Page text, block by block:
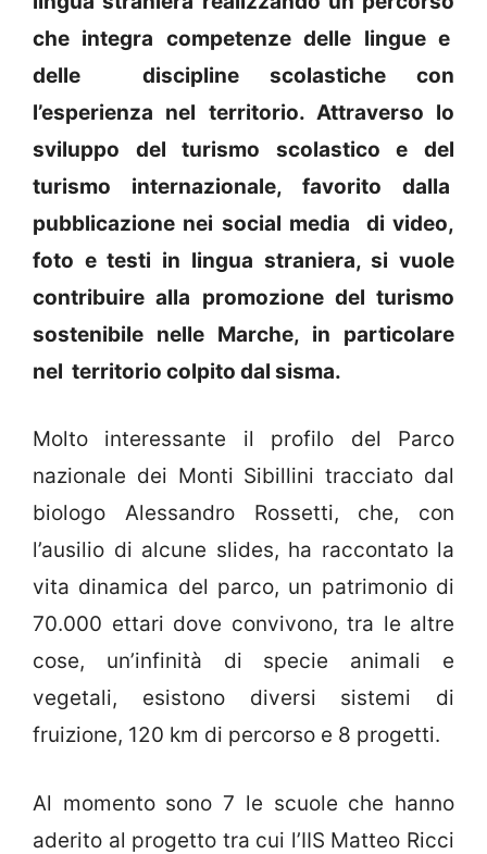
che integra competenze delle lingue e
delle discipline scolastiche con
l’esperienza nel territorio. Attraverso lo
sviluppo del turismo scolastico e del
turismo internazionale, favorito dalla
pubblicazione nei social media di video,
foto e testi in lingua straniera, si vuole
contribuire alla promozione del turismo
sostenibile nelle Marche, in particolare
nel territorio colpito dal sisma.
Molto interessante il profilo del Parco
nazionale dei Monti Sibillini tracciato dal
biologo Alessandro Rossetti, che, con
l’ausilio di alcune slides, ha raccontato la
vita dinamica del parco, un patrimonio di
70.000 ettari dove convivono, tra le altre
cose, un’infinità di specie animali e
vegetali, esistono diversi sistemi di
fruizione, 120 km di percorso e 8 progetti.
Al momento sono 7 le scuole che hanno
aderito al progetto tra cui l’IIS Matteo Ricci